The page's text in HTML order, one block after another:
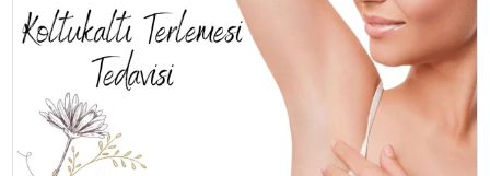
EĞİTİM
MAGAZİN
SAĞLIK